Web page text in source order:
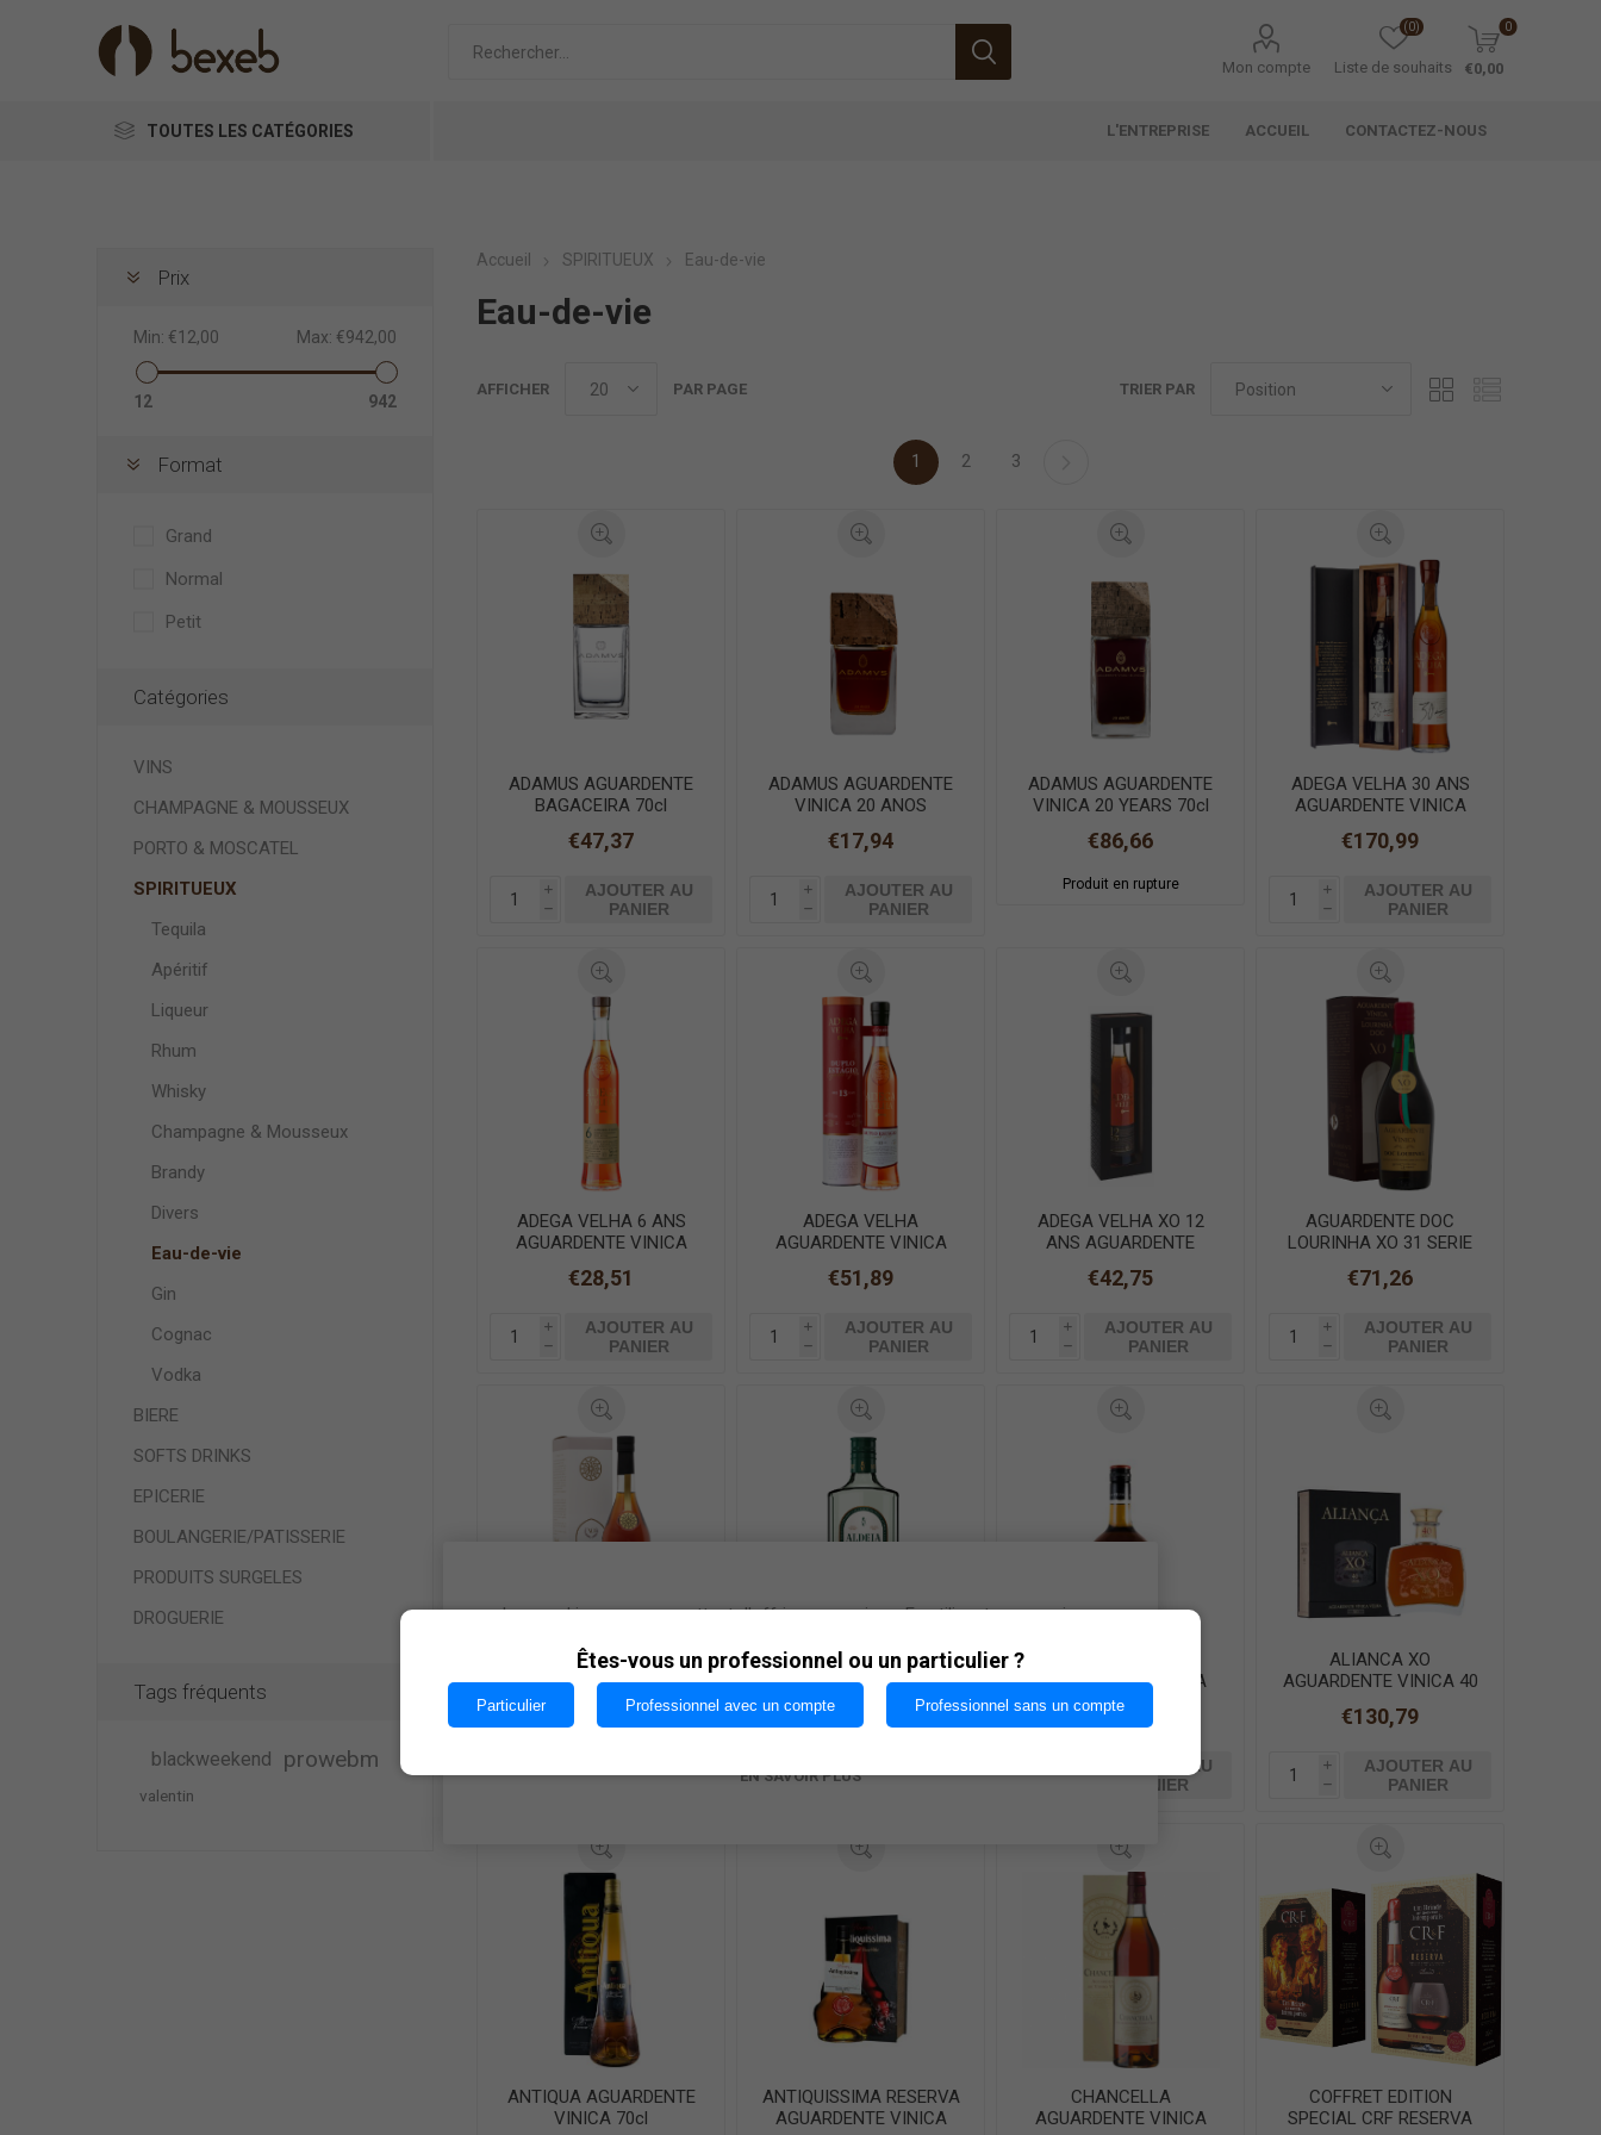
Mon compte Liste de souhaits
(0) 0
€0,00
TOUTES LES CATÉGORIES L'ENTREPRISE ACCUEIL CONTACTEZ-NOUS
Accueil SPIRITUEUX Eau-de-vie
Eau-de-vie
TRIER PAR
AFFICHER PAR PAGE
1 2 3
ADAMUS AGUARDENTE
BAGACEIRA 70cl
€47,37
i
h
AJOUTER AU
PANIER
ADAMUS AGUARDENTE
VINICA 20 ANOS
€17,94
i
h
AJOUTER AU
PANIER
ADAMUS AGUARDENTE
VINICA 20 YEARS 70cl
€86,66
Produit en rupture
ADEGA VELHA 30 ANS
AGUARDENTE VINICA
€170,99
i
h
AJOUTER AU
PANIER
ADEGA VELHA 6 ANS
AGUARDENTE VINICA
€28,51
i
h
AJOUTER AU
PANIER
ADEGA VELHA
AGUARDENTE VINICA
75cl
€51,89
i
h
AJOUTER AU
PANIER
ADEGA VELHA XO 12
ANS AGUARDENTE
€42,75
i
h
AJOUTER AU
PANIER
AGUARDENTE DOC
LOURINHA XO 31 SERIE
€71,26
i
h
AJOUTER AU
PANIER
AGUARDENTE DOC
LOURINHA XO MATRIZ
€54,22
ALDEIA VELHA
AGUARDENTE
BAGACEIRA 70cl
€20,17
h
AGUARDENTE VINICA
70cl
€17,75
AJOUTER AU
PANIER
ALIANCA XO
AGUARDENTE VINICA 40
€130,79
i
h
AJOUTER AU
PANIER
ANTIQUA AGUARDENTE
VINICA 70cl
ANTIQUISSIMA RESERVA
AGUARDENTE VINICA
CHANCELLA
AGUARDENTE VINICA
COFFRET EDITION
SPECIAL CRF RESERVA
Prix
Min: €12,00 Max: €942,00
12 942
Format
Grand
Normal
Petit
Catégories
VINS
CHAMPAGNE & MOUSSEUX
PORTO & MOSCATEL
SPIRITUEUX
Tequila
Apéritif
Liqueur
Rhum
Whisky
Champagne & Mousseux
Brandy
Divers
Eau-de-vie
Gin
Cognac
Vodka
BIERE
SOFTS DRINKS
EPICERIE
BOULANGERIE/PATISSERIE
PRODUITS SURGELES
DROGUERIE
Tags fréquents
blackweekend prowebm
valentin
Les cookies nous permettent d'offrir nos services. En utilisant nos services,
OK
EN SAVOIR PLUS
Êtes-vous un professionnel ou un particulier ?
Particulier Professionnel avec un compte Professionnel sans un compte